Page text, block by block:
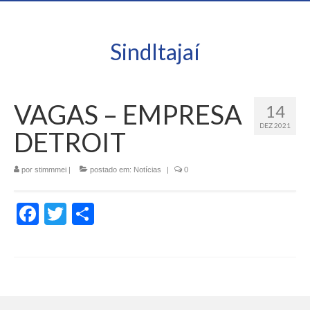
SindItajaí
14
DEZ 2021
VAGAS – EMPRESA
DETROIT
por stimmmei | postado em: Notícias | 0
Facebook
Twitter